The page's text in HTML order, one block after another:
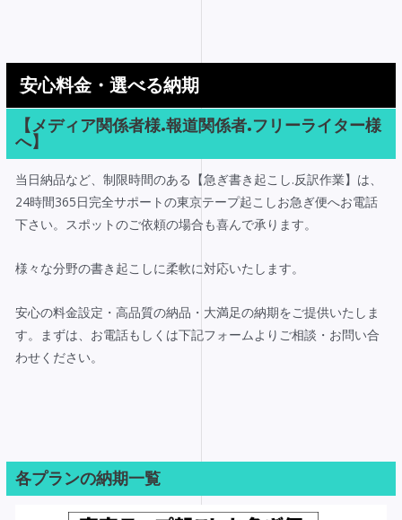
安心料金・選べる納期
【メディア関係者様.報道関係者.フリーライター様
へ】
当日納品など、制限時間のある【急ぎ書き起こし.反訳作業】は、
24時間365日完全サポートの東京テープ起こしお急ぎ便へお電話
下さい。スポットのご依頼の場合も喜んで承ります。
様々な分野の書き起こしに柔軟に対応いたします。
安心の料金設定・高品質の納品・大満足の納期をご提供いたしま
す。まずは、お電話もしくは下記フォームよりご相談・お問い合
わせください。
各プランの納期一覧